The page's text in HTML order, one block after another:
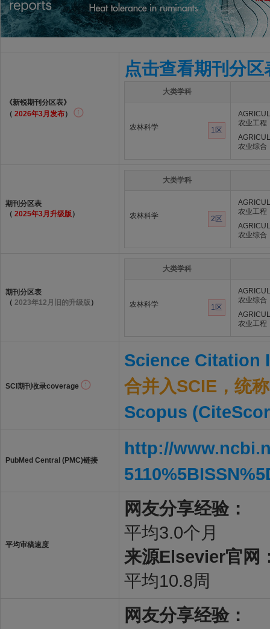
《新锐期刊分区表》
（ 2026年3月发布）
点击查看期刊分区
大类学科
农林科学 1区
农业工程
农业综合
期刊分区表
（ 2025年3月升级版 ）
大类学科
农林科学 2区
农业工程
农业综合
期刊分区表
（ 2023年12月旧的升级版 ）
大类学科
农林科学 1区
农业综合
农业工程
SCI期刊收录coverage
Science Citation
合并入SCIE，统
Scopus
PubMed Central (PMC)链接
http://
平均审稿速度
网友分享经验：
平均3.0个月
来源Elsevier官网
平均10.8周
网友分享经验：